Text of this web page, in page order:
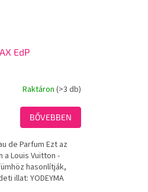
EdP
Raktáron (>3 db)
BŐVEBBEN
de Parfum Ezt az
Louis Vuitton -
hasonlítják,
illat: YODEYMA